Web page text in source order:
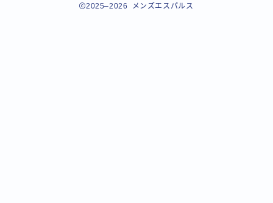
2025–2026 メンズエスパルス